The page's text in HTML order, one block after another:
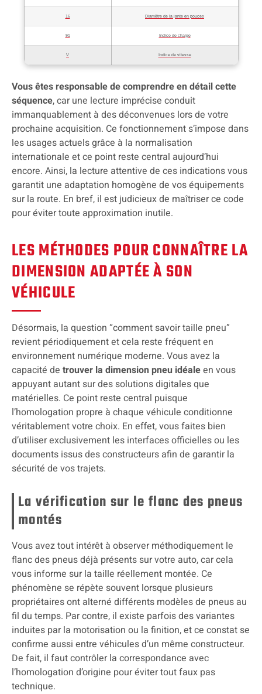
16 Diamètre de la jante en pouces
91 Indice de charge
V Indice de vitesse
Vous êtes responsable de comprendre en détail cette
séquence, car une lecture imprécise conduit
immanquablement à des déconvenues lors de votre
prochaine acquisition. Ce fonctionnement s’impose dans
les usages actuels grâce à la normalisation
internationale et ce point reste central aujourd’hui
encore. Ainsi, la lecture attentive de ces indications vous
garantit une adaptation homogène de vos équipements
sur la route. En bref, il est judicieux de maîtriser ce code
pour éviter toute approximation inutile.
LES MÉTHODES POUR CONNAÎTRE LA
DIMENSION ADAPTÉE À SON
VÉHICULE
Désormais, la question “comment savoir taille pneu”
revient périodiquement et cela reste fréquent en
environnement numérique moderne. Vous avez la
capacité de trouver la dimension pneu idéaleen vous
appuyant autant sur des solutions digitales que
matérielles. Ce point reste central puisque
l’homologation propre à chaque véhicule conditionne
véritablement votre choix. En effet, vous faites bien
d’utiliser exclusivement les interfaces officielles ou les
documents issus des constructeurs afin de garantir la
sécurité de vos trajets.
La vérification sur le flanc des pneus
montés
Vous avez tout intérêt à observer méthodiquement le
flanc des pneus déjà présents sur votre auto, car cela
vous informe sur la taille réellement montée. Ce
phénomène se répète souvent lorsque plusieurs
propriétaires ont alterné différents modèles de pneus au
fil du temps. Par contre, il existe parfois des variantes
induites par la motorisation ou la finition, et ce constat se
confirme aussi entre véhicules d’un même constructeur.
De fait, il faut contrôler la correspondance avec
l’homologation d’origine pour éviter tout faux pas
technique.